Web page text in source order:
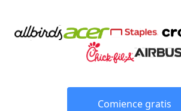
Comience gratis